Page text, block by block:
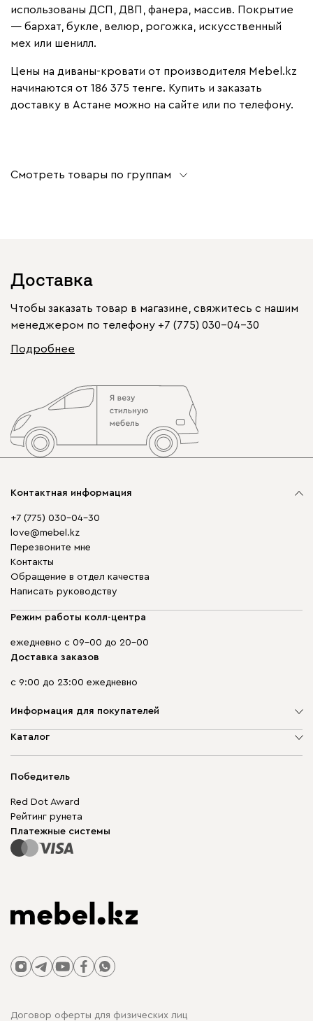
использованы ДСП, ДВП, фанера, массив. Покрытие
— бархат, букле, велюр, рогожка, искусственный
мех или шенилл.
Цены на диваны-кровати от производителя Mebel.kz
начинаются от 186 375 тенге. Купить и заказать
доставку в Астане можно на сайте или по телефону.
Смотреть товары по группам
Доставка
Чтобы заказать товар в магазине, свяжитесь с нашим
менеджером по телефону +7 (775) 030-04-30
Подробнее
Контактная информация
+7 (775) 030-04-30
love@mebel.kz
Перезвоните мне
Контакты
Обращение в отдел качества
Написать руководству
Режим работы колл-центра
ежедневно с 09-00 до 20-00
Доставка заказов
с 9:00 до 23:00 ежедневно
Информация для покупателей
О компании
Гарантия
Для бизнеса
Карта сайта
Каталог
Корпусная мебель
Модульная мебель
Столы и стулья
Победитель
Red Dot Award
Рейтинг рунета
Платежные системы
Договор оферты для физических лиц